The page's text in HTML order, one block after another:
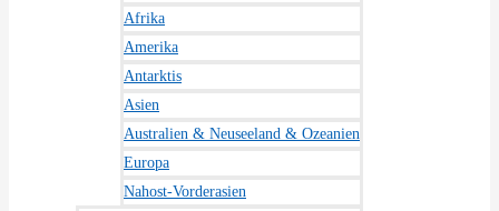
Afrika
Amerika
Antarktis
Asien
Australien & Neuseeland & Ozeanien
Europa
Nahost-Vorderasien